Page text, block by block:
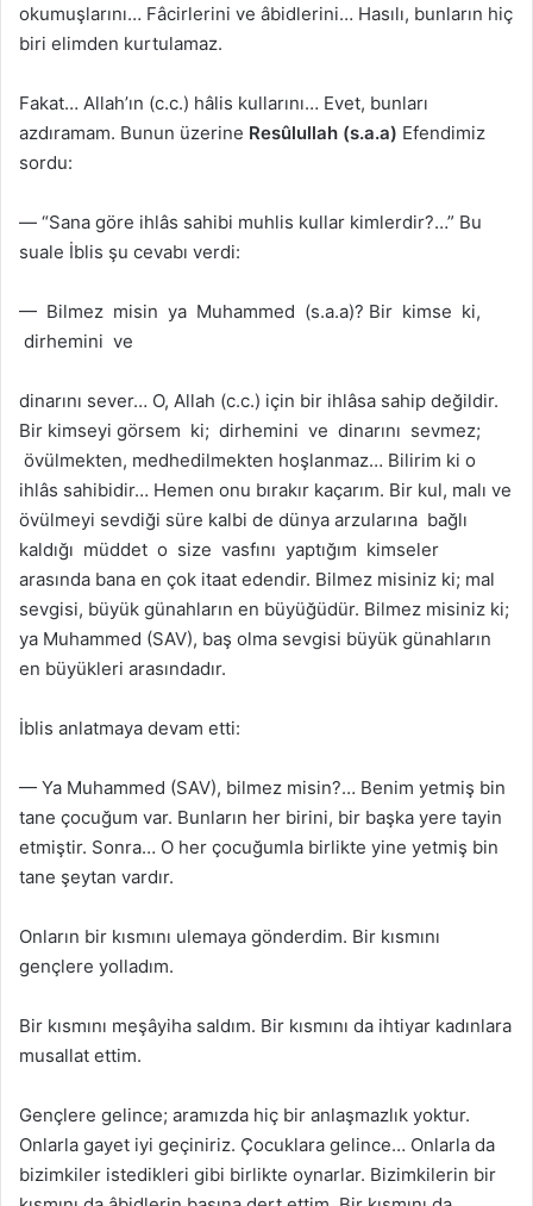
okumuşlarını… Fâcirlerini ve âbidlerini… Hasılı, bunların hiç
biri elimden kurtulamaz.
Fakat… Allah’ın (c.c.) hâlis kullarını… Evet, bunları
azdıramam. Bunun üzerine Resûlullah (s.a.a) Efendimiz
sordu:
— “Sana göre ihlâs sahibi muhlis kullar kimlerdir?…” Bu
suale İblis şu cevabı verdi:
— Bilmez misin ya Muhammed (s.a.a)? Bir kimse ki,
dirhemini ve
dinarını sever… O, Allah (c.c.) için bir ihlâsa sahip değildir.
Bir kimseyi görsem ki; dirhemini ve dinarını sevmez;
övülmekten, medhedilmekten hoşlanmaz… Bilirim ki o
ihlâs sahibidir… Hemen onu bırakır kaçarım. Bir kul, malı ve
övülmeyi sevdiği süre kalbi de dünya arzularına bağlı
kaldığı müddet o size vasfını yaptığım kimseler
arasında bana en çok itaat edendir. Bilmez misiniz ki; mal
sevgisi, büyük günahların en büyüğüdür. Bilmez misiniz ki;
ya Muhammed (SAV), baş olma sevgisi büyük günahların
en büyükleri arasındadır.
İblis anlatmaya devam etti:
— Ya Muhammed (SAV), bilmez misin?… Benim yetmiş bin
tane çocuğum var. Bunların her birini, bir başka yere tayin
etmiştir. Sonra… O her çocuğumla birlikte yine yetmiş bin
tane şeytan vardır.
Onların bir kısmını ulemaya gönderdim. Bir kısmını
gençlere yolladım.
Bir kısmını meşâyiha saldım. Bir kısmını da ihtiyar kadınlara
musallat ettim.
Gençlere gelince; aramızda hiç bir anlaşmazlık yoktur.
Onlarla gayet iyi geçiniriz. Çocuklara gelince… Onlarla da
bizimkiler istedikleri gibi birlikte oynarlar. Bizimkilerin bir